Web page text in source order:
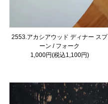
2553.アカシアウッド ディナー スプ
ーン / フォーク
1,000円(税込1,100円)